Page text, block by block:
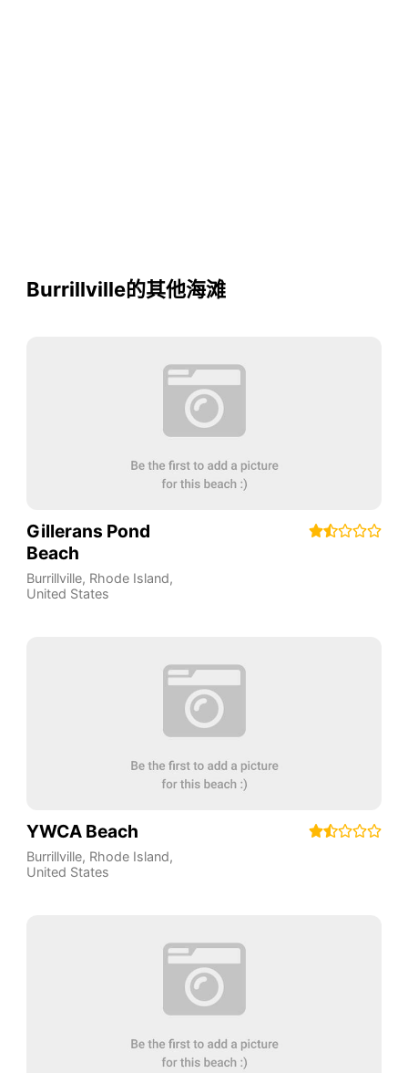
Burrillville的其他海滩
Gillerans Pond
Beach
Burrillville, Rhode Island,
United States
YWCA Beach
Burrillville, Rhode Island,
United States